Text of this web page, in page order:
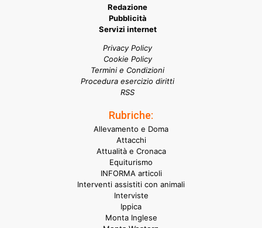
Redazione
Pubblicità
Servizi internet
Privacy Policy
Cookie Policy
Termini e Condizioni
Procedura esercizio diritti
RSS
Rubriche:
Allevamento e Doma
Attacchi
Attualità e Cronaca
Equiturismo
INFORMA articoli
Interventi assistiti con animali
Interviste
Ippica
Monta Inglese